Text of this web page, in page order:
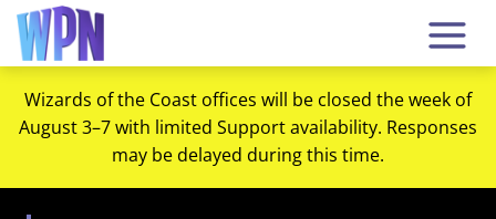
Wizards of the Coast offices will be closed the week of
August 3–7 with limited Support availability. Responses
may be delayed during this time.